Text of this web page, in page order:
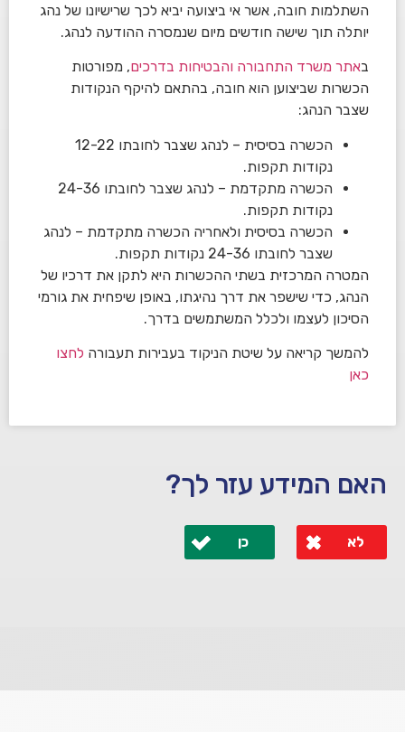
השתלמות חובה, אשר אי ביצועה יביא לכך שרישיונו של נהג
יותלה תוך שישה חודשים מיום שנמסרה ההודעה לנהג.
באתר משרד התחבורה והבטיחות בדרכים, מפורטות
הכשרות שביצוען הוא חובה, בהתאם להיקף הנקודות
שצבר הנהג:
הכשרה בסיסית – לנהג שצבר לחובתו 12-22
נקודות תקפות.
הכשרה מתקדמת – לנהג שצבר לחובתו 24-36
נקודות תקפות.
הכשרה בסיסית ולאחריה הכשרה מתקדמת – לנהג
שצבר לחובתו 24-36 נקודות תקפות.
המטרה המרכזית בשתי ההכשרות היא לתקן את דרכיו של
הנהג, כדי שישפר את דרך נהיגתו, באופן שיפחית את גורמי
הסיכון לעצמו ולכלל המשתמשים בדרך.
להמשך קריאה על שיטת הניקוד בעבירות תעבורה לחצו
כאן
האם המידע עזר לך?
לא כן